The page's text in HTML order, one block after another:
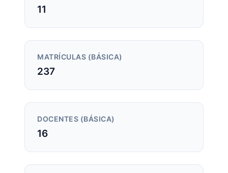
11
MATRÍCULAS (BÁSICA)
237
DOCENTES (BÁSICA)
16